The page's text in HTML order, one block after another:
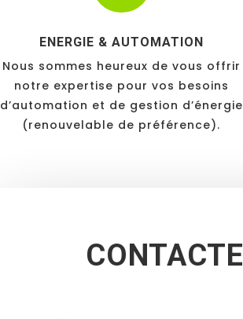
ENERGIE & AUTOMATION
Nous sommes heureux de vous offrir
notre expertise pour vos besoins
d’automation et de gestion d’énergie
(renouvelable de préférence).